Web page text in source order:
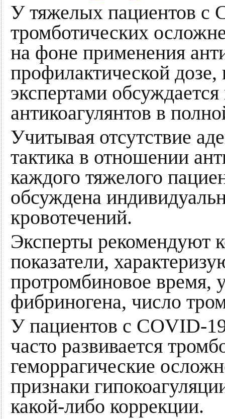
У тяжелых пациентов с
тромботических
на фоне применения
профилактической
экспертами
антикоагулянтов в
Учитывая отсутствие
тактика в отношении
каждого тяжелого
обсуждена
кровотечений.
Эксперты рекомендуют
показатели,
протромбиновое время,
фибриногена, число
У пациентов с COVID-
часто развивается
геморрагические
признаки
какой-либо коррекции.